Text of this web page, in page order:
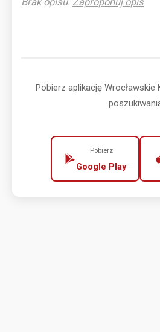
Pobierz aplikację Wrocławskie
Pobierz
Google Play